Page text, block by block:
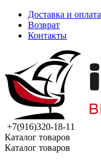
Доставка и оплата
Возврат
Контакты
+7(916)320-18-11
Каталог товаров
Каталог товаров